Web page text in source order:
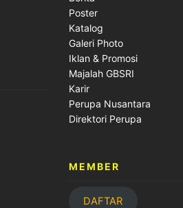
Poster
Katalog
Galeri Photo
Iklan & Promosi
Majalah GBSRI
Karir
Perupa Nusantara
Direktori Perupa
MEMBER
DAFTAR